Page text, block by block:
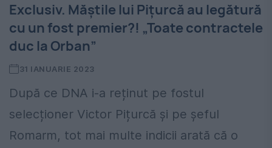
Exclusiv. Măștile lui Pițurcă au legătură
cu un fost premier?! „Toate contractele
duc la Orban”
31 IANUARIE 2023
După ce DNA i-a reținut pe fostul
selecționer Victor Pițurcă și pe șeful
Romarm, tot mai multe indicii arată că o